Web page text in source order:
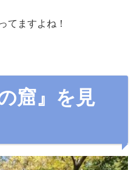
てますよね！
窟』を見